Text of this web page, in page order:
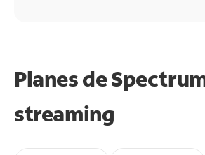
Planes de
streaming